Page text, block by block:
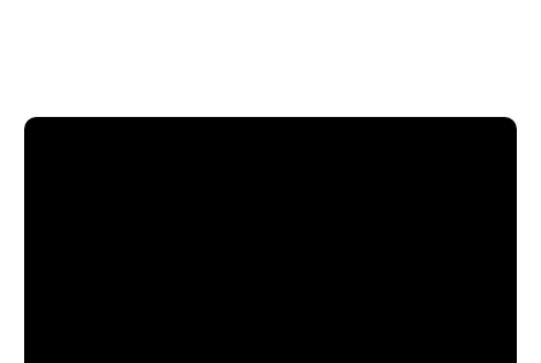
plusieurs mois d’isolement dans une chambre stérile à